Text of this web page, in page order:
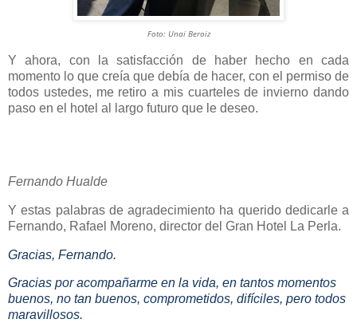
Foto: Unai Beroiz
Y ahora, con la satisfacción de haber hecho en cada
momento lo que creía que debía de hacer, con el permiso de
todos ustedes, me retiro a mis cuarteles de invierno dando
paso en el hotel al largo futuro que le deseo.
Fernando Hualde
Y estas palabras de agradecimiento ha querido dedicarle a
Fernando, Rafael Moreno, director del Gran Hotel La Perla.
Gracias, Fernando.
Gracias por acompañarme en la vida, en tantos momentos
buenos, no tan buenos, comprometidos, difíciles, pero todos
maravillosos.